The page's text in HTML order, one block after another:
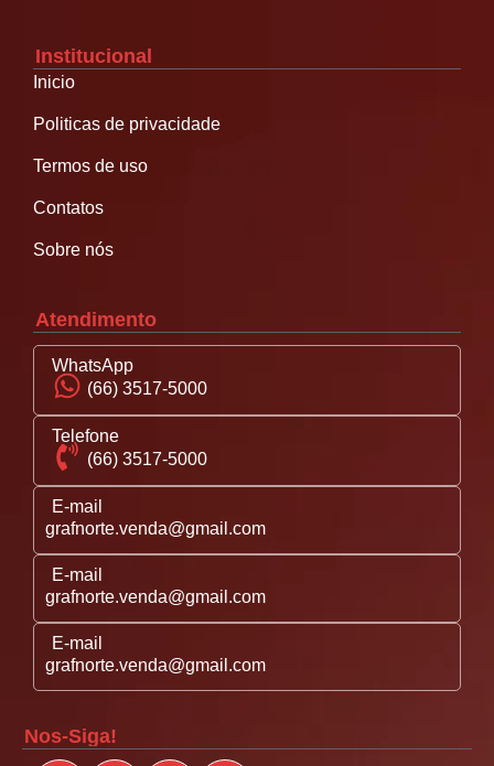
Institucional
Inicio
Politicas de privacidade
Termos de uso
Contatos
Sobre nós
Atendimento
WhatsApp
(66) 3517-5000
Telefone
(66) 3517-5000
E-mail
grafnorte.venda@gmail.com
E-mail
grafnorte.venda@gmail.com
E-mail
grafnorte.venda@gmail.com
Nos-Siga!